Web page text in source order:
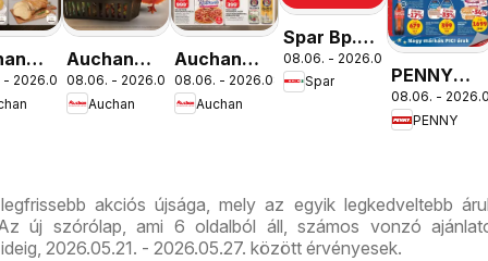
2026.08.12.
Auchan
Mennyiségi
kedvezmény
08.06. - 2026.08.19.
Auchan
Auchan
Szupermarket
akciós
08.06. - 2026.08.12.
Auchan
Spar Bp.
XIII.
Országbíró
08.06. - 2026.08.12.
Spar
PENNY
aktuális
akciós
08.06. -
PENNY
akciós újsága, mely az egyik legkedveltebb
új szórólap, ami 6 oldalból áll, számos vonzó
2026.05.21. - 2026.05.27. között érvényesek.